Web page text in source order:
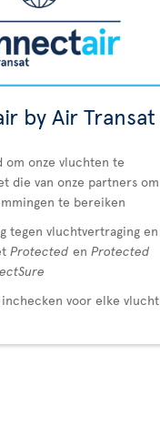
by Air Transat
om onze vluchten te
die van onze partners om
te bereiken
tegen vluchtvertraging en
Protected en Protected
voor elke vlucht